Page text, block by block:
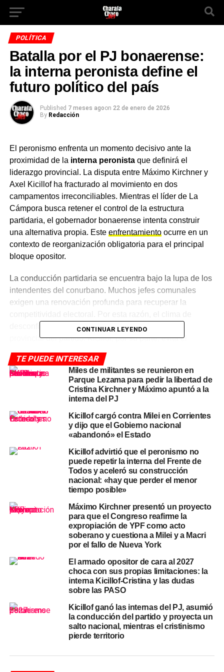
POLÍTICA
Batalla por el PJ bonaerense:
la interna peronista define el
futuro político del país
Published 7 meses agoon 22 de enero de 2026
By Redacción
El peronismo enfrenta un momento decisivo ante la
proximidad de la interna peronistaque definirá el
liderazgo provincial. La disputa entre Máximo Kirchner y
Axel Kicillof ha fracturado al movimiento en dos
campamentos irreconciliables. Mientras el líder de La
Cámpora busca retener el control de la estructura
partidaria, el gobernador bonaerense intenta construir
una alternativa propia. Este enfrentamientoocurre en un
contexto de reorganización obligatoria para el principal
bloque opositor.
La conducción partidaria se encuentra bajo la lupa de los
intendentes del conurbano. Muchos jefes comunales
exigen una renovación profunda para recuperar la
desconfianza crece en cada reunión del consejo
provincial del partido. Kicillof, por su parte, evita el
la gestión actual.
Poder y estructura: el conflicto
partidario en Buenos Aires divide a
los principales referentes
avance del
duelo político bonaerense entre los dos
sectores. El kirchnerismo duro insiste en que la
legitimidad partidaria reside en la lealtad histórica a
Cristina Kirchner. Sin embargo, el equipo del gobernador
argumenta que la gestión de la provincia debe liderar el
proceso de resistencia al gobierno nacional.
En consecuencia, la lapicera para el armado de listas en
2027 aparece como el gran botín de guerra. Máximo
Kirchner no está dispuesto a ceder la presidencia del PJ
sin una negociación previa que garantice espacios de
poder. No obstante, los intendentes dialoguistas
presionan para que el partido se abra a nuevas figuras
menos vinculadas al pasado reciente.
Hacia el recambio: la disputa interna
de conducción nacional
CONTINUAR LEYENDO
TE PUEDE INTERESAR
Miles de militantes se reunieron en
Parque Lezama para pedir la libertad de
Cristina Kirchner y Máximo apuntó a la
interna del PJ
Kicillof cargó contra Milei en Corrientes
y dijo que el Gobierno nacional
«abandonó» el Estado
Kicillof advirtió que el peronismo no
puede repetir la interna del Frente de
Todos y aceleró su construcción
nacional: «hay que perder el menor
tiempo posible»
Máximo Kirchner presentó un proyecto
para que el Congreso reafirme la
expropiación de YPF como acto
soberano y cuestiona a Milei y a Macri
por el fallo de Nueva York
El armado opositor de cara al 2027
choca con sus propias limitaciones: la
interna Kicillof-Cristina y las dudas
sobre las PASO
Kicillof ganó las internas del PJ, asumió
la conducción del partido y proyecta un
salto nacional, mientras el cristinismo
pierde territorio